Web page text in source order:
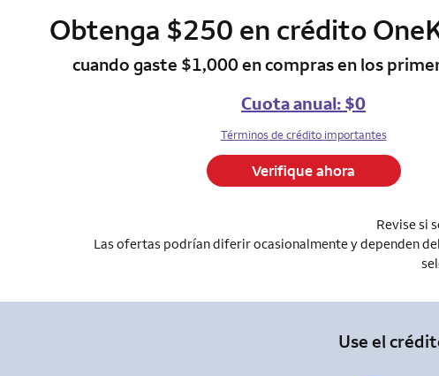
column 1 Onkey card
Obtenga $250 en crédito
cuando gaste $1,000 en compras en los
Cuota anual: $0
Términos de crédito importantes
Verifique ahora
Revise si
Las ofertas podrían diferir ocasionalmente y dependen
Use el